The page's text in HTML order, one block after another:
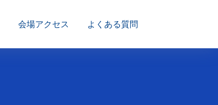
会場アクセス よくある質問